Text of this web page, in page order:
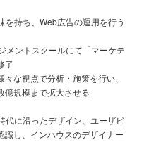
を持ち、Web広告の運用を行う
メントスクールにて「マーケテ
了
な視点で分析・施策を行い、
億規模まで拡大させる
代に沿ったデザイン、ユーザビ
識し、インハウスのデザイナー